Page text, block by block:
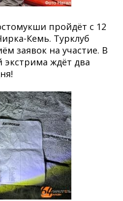
пройдёт с 12
Кемь. Турклуб
заявок на участие. В
экстрима ждёт два